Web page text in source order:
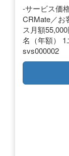
-サービス価
CRMate／お
ス月額
名（年額） 1
svs000002